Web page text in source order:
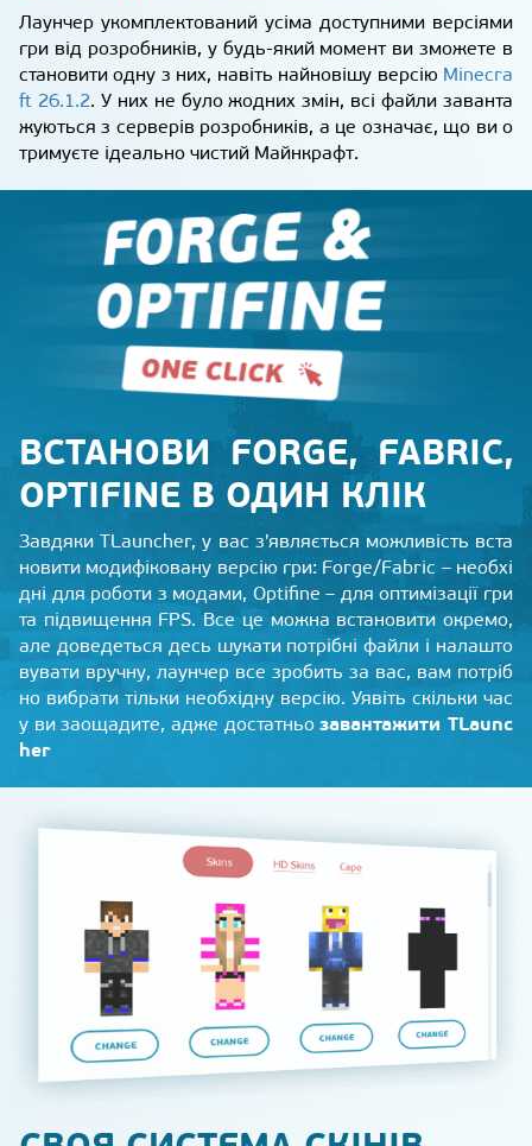
Лаунчер укомплектований усіма доступними версіями
гри від розробників, у будь-який момент ви зможете в
становити одну з них, навіть найновішу версію Minecra
ft 26.1.2. У них не було жодних змін, всі файли заванта
жуються з серверів розробників, а це означає, що ви о
тримуєте ідеально чистий Майнкрафт.
ВСТАНОВИ FORGE, FABRIC,
OPTIFINE В ОДИН КЛІК
Завдяки TLauncher, у вас з'являється можливість вста
новити модифіковану версію гри: Forge/Fabric – необхі
дні для роботи з модами, Optifine – для оптимізації гри
та підвищення FPS. Все це можна встановити окремо,
але доведеться десь шукати потрібні файли і налашто
вувати вручну, лаунчер все зробить за вас, вам потріб
но вибрати тільки необхідну версію. Уявіть скільки час
у ви заощадите, адже достатньозавантажити TLaunc
her